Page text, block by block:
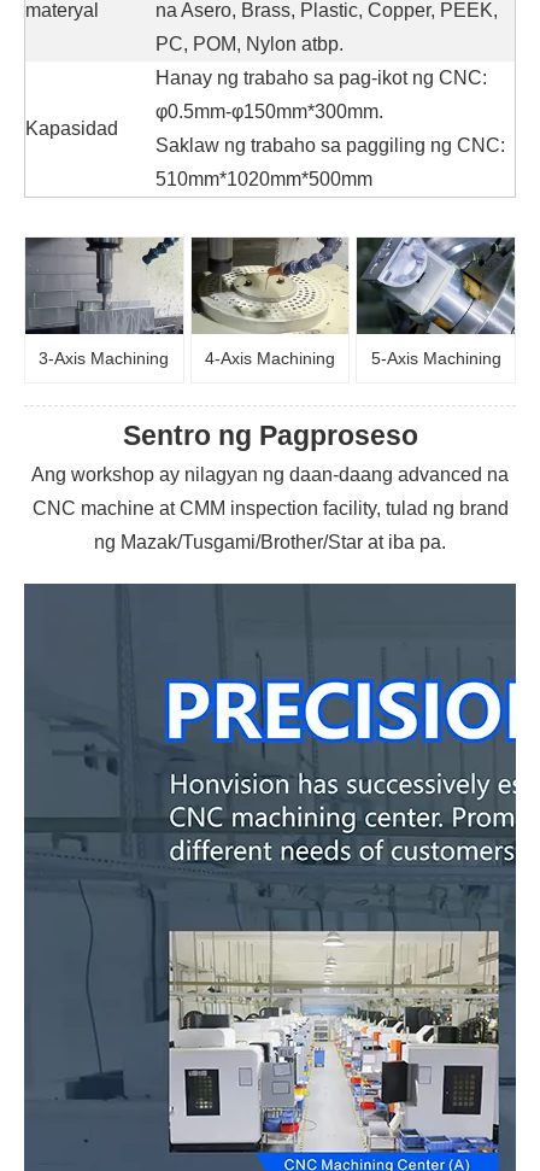
materyal
na Asero, Brass, Plastic, Copper, PEEK,
PC, POM, Nylon atbp.
Kapasidad
Hanay ng trabaho sa pag-ikot ng CNC:
φ0.5mm-φ150mm*300mm.
Saklaw ng trabaho sa paggiling ng CNC:
510mm*1020mm*500mm
3-Axis Machining 4-Axis Machining 5-Axis Machining
Sentro ng Pagproseso
Ang workshop ay nilagyan ng daan-daang advanced na
CNC machine at CMM inspection facility, tulad ng brand
ng Mazak/Tusgami/Brother/Star at iba pa.